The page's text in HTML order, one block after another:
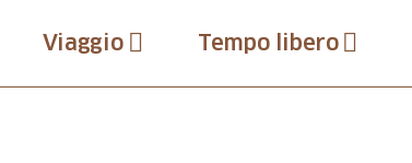
Viaggio Tempo libero